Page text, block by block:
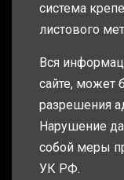
система
листового
Вся
сайте, может
разрешения
Нарушение
собой меры
УК РФ.